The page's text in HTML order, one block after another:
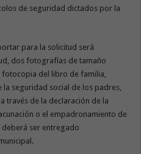
de seguridad dictados por la
para la solicitud será
dos fotografías de tamaño
del libro de familia,
seguridad social de los padres,
través de la declaración de la
o el empadronamiento de
deberá ser entregado